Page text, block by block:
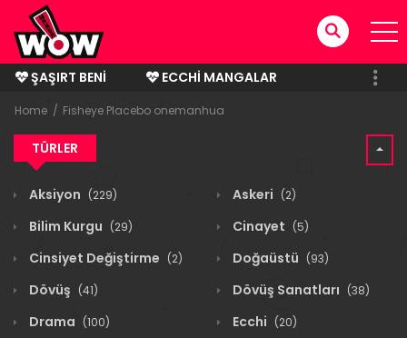
ŞAŞIRT BENI
ECCHI MANGALAR
BITMIŞ MANGALAR
Home Fisheye Placebo onemanhua
TÜRLER
Aksiyon (229) Askeri (2)
Bilim Kurgu (29) Cinayet (5)
Cinsiyet Değiştirme (2) Doğaüstü (93)
Dövüş (41) Dövüş Sanatları (38)
Drama (100) Ecchi (20)